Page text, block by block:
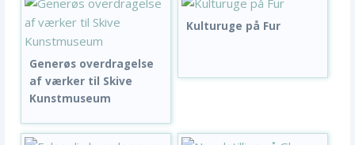
Generøs overdragelse
af værker til Skive
Kunstmuseum
Kulturuge på Fur